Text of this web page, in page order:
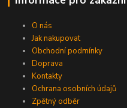
O nás
Jak nakupovat
Obchodní podmínky
Doprava
Kontakty
Ochrana osobních údajů
Zpětný odběr